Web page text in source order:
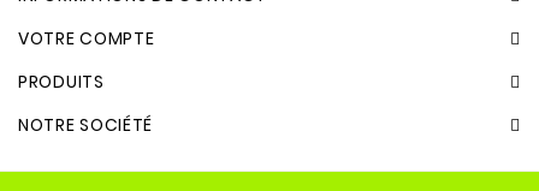
VOTRE COMPTE
PRODUITS
NOTRE SOCIÉTÉ